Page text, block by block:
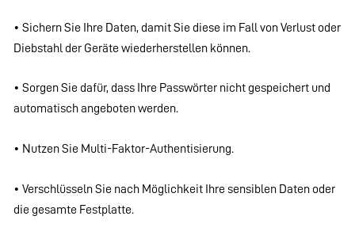
• Sichern Sie Ihre Daten, damit Sie diese im Fall von Verlust oder
Diebstahl der Geräte wiederherstellen können.
• Sorgen Sie dafür, dass Ihre Passwörter nicht gespeichert und
automatisch angeboten werden.
• Nutzen Sie Multi-Faktor-Authentisierung.
• Verschlüsseln Sie nach Möglichkeit Ihre sensiblen Daten oder
die gesamte Festplatte.